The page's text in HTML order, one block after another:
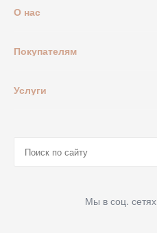
О нас
Покупателям
Услуги
Мы в соц. сетях